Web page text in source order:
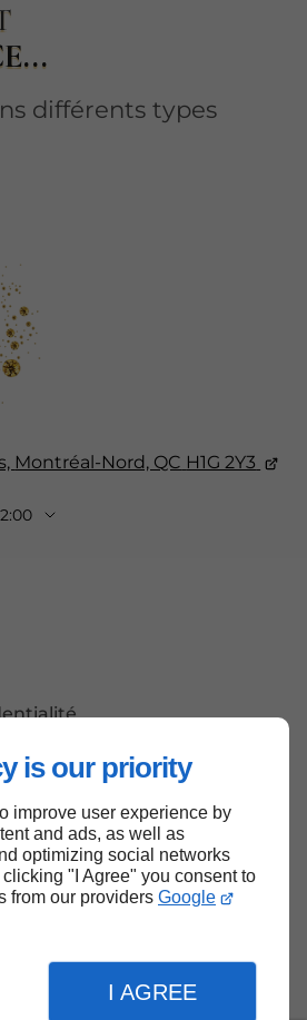
is our priority
improve user experience by
and ads, as well as
optimizing social networks
"I Agree" you consent to
from our providers Google
I AGREE
Montréal-Nord, QC H1G 2Y3
différents types
Haut de page